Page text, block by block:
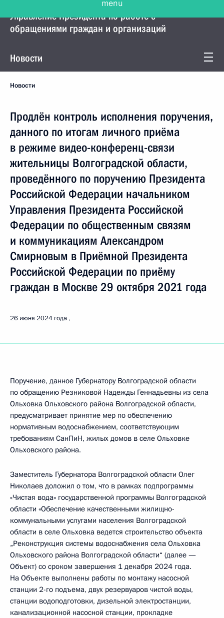
Управление Президента по работе с
обращениями граждан и организаций
Новости
Новости
Продлён контроль исполнения поручения,
данного по итогам личного приёма
в режиме видео-конференц-связи
жительницы Волгоградской области,
проведённого по поручению Президента
Российской Федерации начальником
Управления Президента Российской
Федерации по общественным связям
и коммуникациям Александром
Смирновым в Приёмной Президента
Российской Федерации по приёму
граждан в Москве 29 октября 2021 года
26 июня 2024 года
Поручение, данное Губернатору Волгоградской области
по обращению Резниковой Надежды Геннадьевны из села
Ольховка Ольховского района Волгоградской области,
предусматривает принятие мер по обеспечению
нормативным водоснабжением, соответствующим
требованиям СанПиН, жилых домов в селе Ольховке
Ольховского района.
Заместитель Губернатора Волгоградской области Олег
Николаев доложил о том, что в рамках подпрограммы
«Чистая вода» государственной программы Волгоградской
области «Обеспечение качественными жилищно-
коммунальными услугами населения Волгоградской
области в селе Ольховка ведется строительство объекта
„Реконструкция системы водоснабжения села Ольховка
Ольховского района Волгоградской области“ (далее —
Объект) со сроком завершения 1 декабря 2024 года.
На Объекте выполнены работы по монтажу насосной
станции 2-го подъема, двух резервуаров чистой воды,
станции водоподготовки, дизельной электростанции,
канализационной насосной станции, прокладке